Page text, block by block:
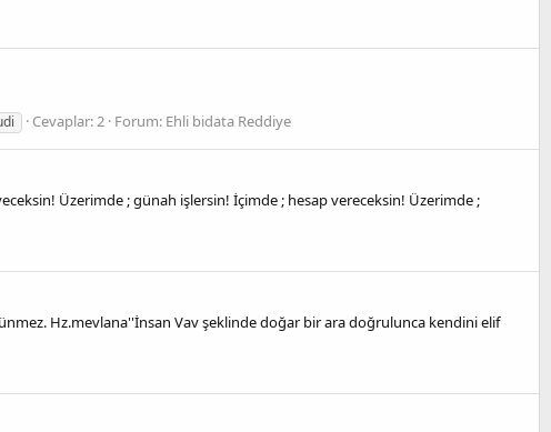
Cevaplar: 2 Forum: Ehli bidata Reddiye
Üzerimde ; günah işlersin! İçimde ; hesap vereceksin! Üzerimde ;
Hz.mevlana''İnsan Vav şeklinde doğar bir ara doğrulunca kendini elif